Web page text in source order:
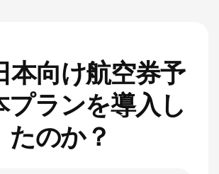
本向け航空券予
プランを導入し
たのか？